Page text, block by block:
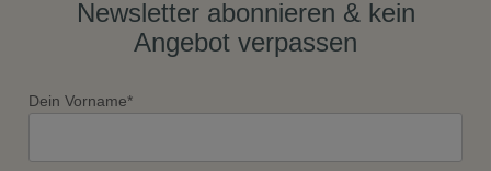
Newsletter abonnieren & kein
Angebot verpassen
Dein Vorname*